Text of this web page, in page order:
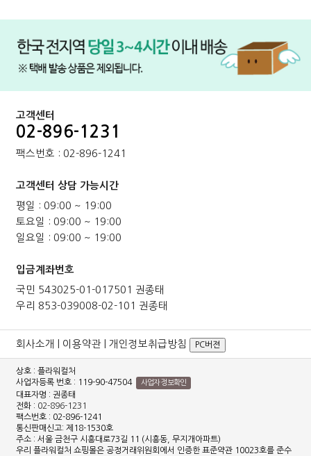
고객센터
02-896-1231
팩스번호 : 02-896-1241
고객센터 상담 가능시간
평일 : 09:00 ~ 19:00
토요일 : 09:00 ~ 19:00
일요일 : 09:00 ~ 19:00
입금계좌번호
국민 543025-01-017501 권종태
우리 853-039008-02-101 권종태
회사소개 이용약관| 개인정보취급방침 PC버젼
상호 : 플라워컬처
사업자등록 번호 : 119-90-47504
사업자 정보확인
대표자명 : 권종태
전화 : 02-896-1231
팩스번호 : 02-896-1241
통신판매신고: 제18-1530호
주소 : 서울 금천구 시흥대로73길 11 (시흥동, 무지개아파트)
우리 플라워컬처 쇼핑몰은 공정거래위원회에서 인증한 표준약관 10023호를 준수